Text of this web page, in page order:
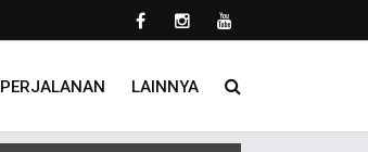
PERJALANAN LAINNYA